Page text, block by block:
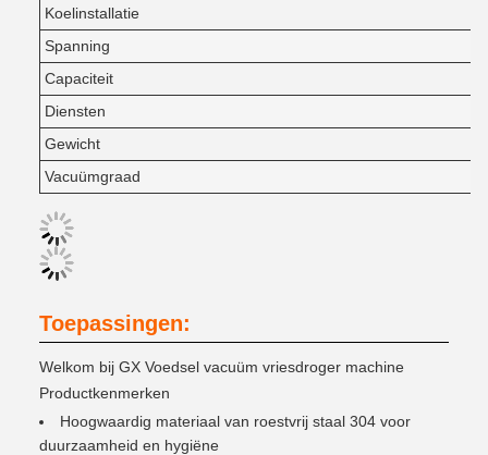
Koelinstallatie
Spanning
Capaciteit
Diensten
Gewicht
Vacuümgraad
Toepassingen:
Welkom bij GX Voedsel vacuüm vriesdroger machine
Productkenmerken
Hoogwaardig materiaal van roestvrij staal 304 voor
duurzaamheid en hygiëne